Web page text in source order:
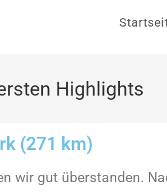
Highlights
(271 km)
wir gut überstanden.